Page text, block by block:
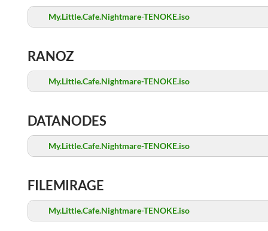
My.Little.Cafe.Nightmare-TENOKE.iso
RANOZ
My.Little.Cafe.Nightmare-TENOKE.iso
DATANODES
My.Little.Cafe.Nightmare-TENOKE.iso
FILEMIRAGE
My.Little.Cafe.Nightmare-TENOKE.iso